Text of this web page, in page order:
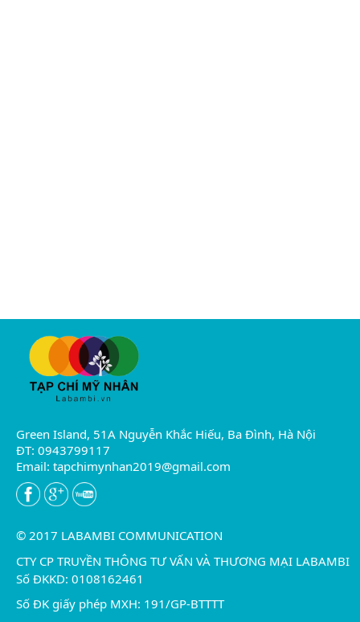
Green Island, 51A Nguyễn Khắc Hiếu, Ba Đình, Hà Nội
ĐT: 0943799117
Email: tapchimynhan2019@gmail.com
© 2017 LABAMBI COMMUNICATION
CTY CP TRUYỀN THÔNG TƯ VẤN VÀ THƯƠNG MẠI LABAMBI
Số ĐKKD: 0108162461
Số ĐK giấy phép MXH: 191/GP-BTTTT